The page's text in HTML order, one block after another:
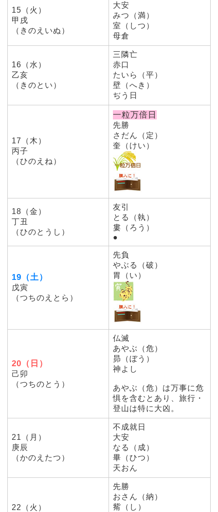
15（火）
甲戌
（きのえいぬ）
大安
みつ（満）
室（しつ）
母倉
16（水）
乙亥
（きのとい）
三隣亡
赤口
たいら（平）
壁（へき）
ぢう日
17（木）
丙子
（ひのえね）
一粒万倍日
先勝
さだん（定）
奎（けい）
18（金）
丁丑
（ひのとうし）
友引
とる（執）
婁（ろう）
●
19（土）
戊寅
（つちのえとら）
先負
やぶる（破）
胃（い）
20（日）
己卯
（つちのとう）
仏滅
あやぶ（危）
昴（ぼう）
神よし
あやぶ（危）は万事に危
惧を含むとあり、旅行・
登山は特に大凶。
21（月）
庚辰
（かのえたつ）
不成就日
大安
なる（成）
畢（ひつ）
天おん
22（火）
先勝
おさん（納）
觜（し）